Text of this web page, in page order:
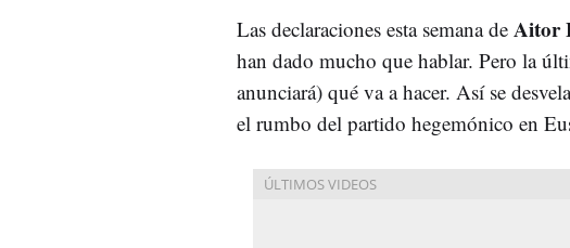
Las declaraciones esta semana de Aitor
han dado mucho que hablar. Pero la
anunciará) qué va a hacer. Así se
el rumbo del partido hegemónico en